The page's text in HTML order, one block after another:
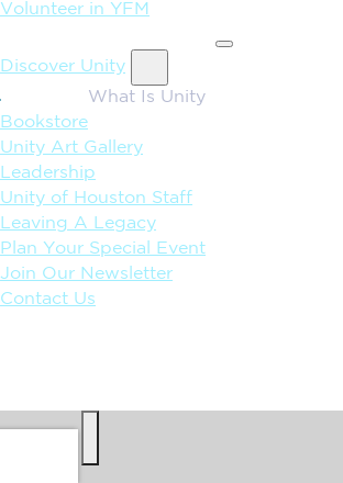
Volunteer in YFM
Discover Unity
What Is Unity
Bookstore
Unity Art Gallery
Leadership
Unity of Houston Staff
Leaving A Legacy
Plan Your Special Event
Join Our Newsletter
Contact Us